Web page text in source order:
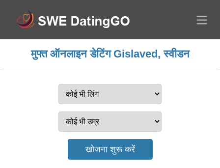
मुफ्त ऑनलाइन डेटिंग Gislaved, स्वीडन